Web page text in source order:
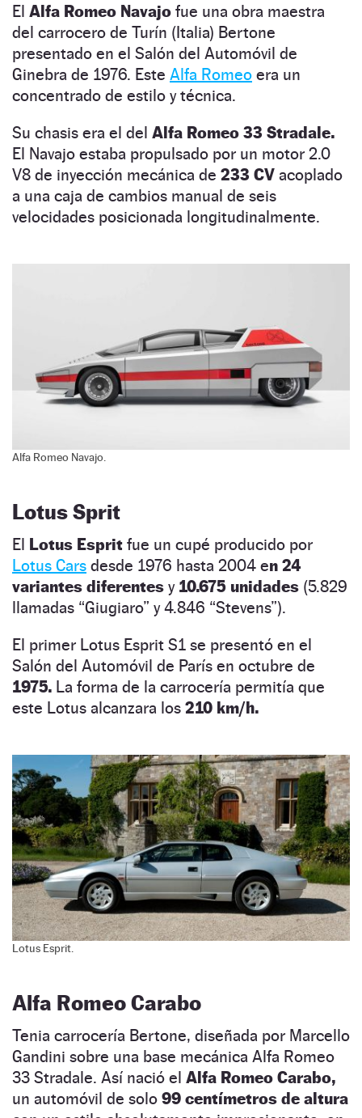
El Alfa Romeo Navajo fue una obra maestra
del carrocero de Turín (Italia) Bertone
presentado en el Salón del Automóvil de
Ginebra de 1976. Este Alfa Romeo era un
concentrado de estilo y técnica.
Su chasis era el del Alfa Romeo 33 Stradale.
El Navajo estaba propulsado por un motor 2.0
V8 de inyección mecánica de 233 CV acoplado
a una caja de cambios manual de seis
velocidades posicionada longitudinalmente.
Alfa Romeo Navajo.
Lotus Sprit
El Lotus Esprit fue un cupé producido por
Lotus Cars desde 1976 hasta 2004 en 24
variantes diferentes y 10.675 unidades (5.829
llamadas “Giugiaro” y 4.846 “Stevens”).
El primer Lotus Esprit S1 se presentó en el
Salón del Automóvil de París en octubre de
1975. La forma de la carrocería permitía que
este Lotus alcanzara los 210 km/h.
Lotus Esprit.
Alfa Romeo Carabo
Tenia carrocería Bertone, diseñada por Marcello
Gandini sobre una base mecánica Alfa Romeo
33 Stradale. Así nació el Alfa Romeo Carabo,
un automóvil de solo 99 centímetros de altura